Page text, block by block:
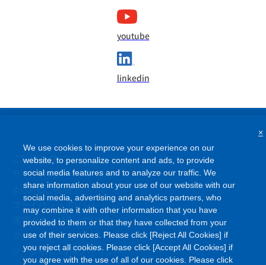
youtube
linkedin
ご利用条件
サイトマップ
よくあるご質問
プライバシーポリシー
情報セキュリティポリシー
クッキーポリシー
ソーシャルメディアポリシー
We use cookies to improve your experience on our
website, to personalize content and ads, to provide
social media features and to analyze our traffic. We
share information about your use of our website with our
social media, advertising and analytics partners, who
may combine it with other information that you have
provided to them or that they have collected from your
use of their services. Please click [Reject All Cookies] if
you reject all cookies. Please click [Accept All Cookies] if
you agree with the use of all of our cookies. Please click
×